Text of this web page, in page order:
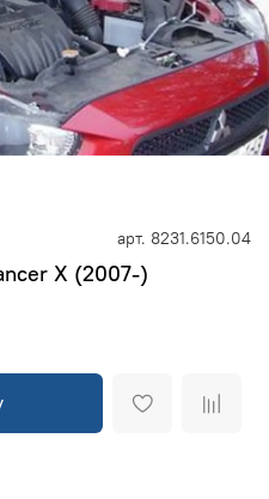
арт. 8231.6150.04
X (2007-)